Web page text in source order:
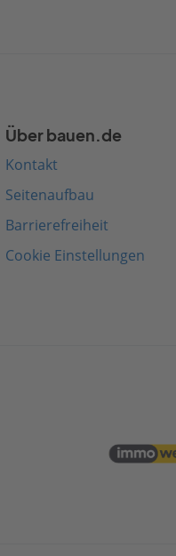
Über bauen.de
Kontakt
Seitenaufbau
Barrierefreiheit
Cookie Einstellungen